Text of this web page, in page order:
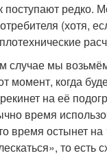
поступают редко.
(хотя,
случае мы
момент, когда
на её
время
время остынет
то